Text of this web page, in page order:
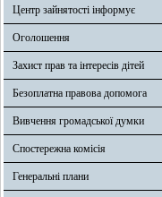
Центр зайнятості інформує
Оголошення
Захист прав та інтересів дітей
Безоплатна правова допомога
Вивчення громадської думки
Спостережна комісія
Генеральні плани